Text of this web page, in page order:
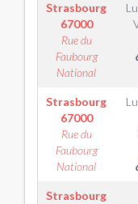
Strasbourg
67000
Rue du
Faubourg
National
Strasbourg
67000
Rue du
Faubourg
National
Strasbourg